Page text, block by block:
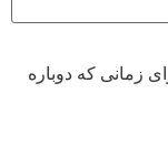
زمانی که دوباره